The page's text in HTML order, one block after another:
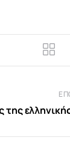
της